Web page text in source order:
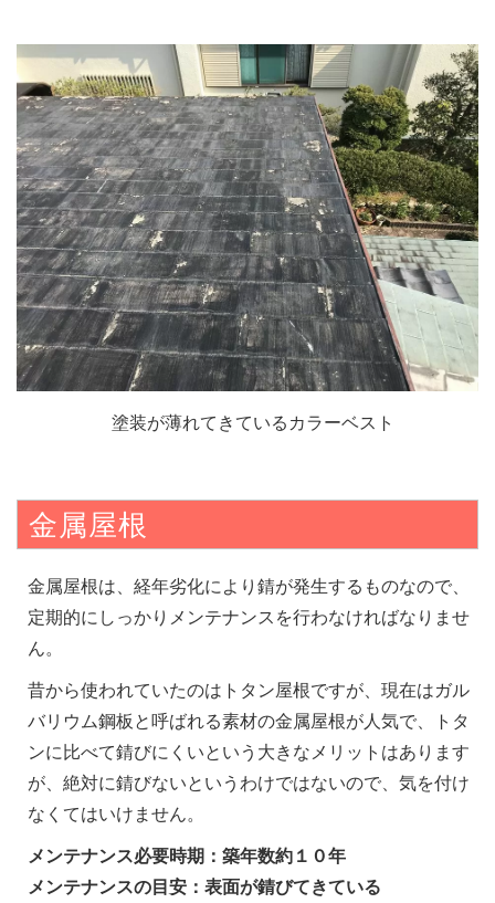
塗装が薄れてきているカラーベスト
金属屋根
金属屋根は、経年劣化により錆が発生するものなので、
定期的にしっかりメンテナンスを行わなければなりませ
ん。
昔から使われていたのはトタン屋根ですが、現在はガル
バリウム鋼板と呼ばれる素材の金属屋根が人気で、トタ
ンに比べて錆びにくいという大きなメリットはあります
が、絶対に錆びないというわけではないので、気を付け
なくてはいけません。
メンテナンス必要時期：築年数約１０年
メンテナンスの目安：表面が錆びてきている